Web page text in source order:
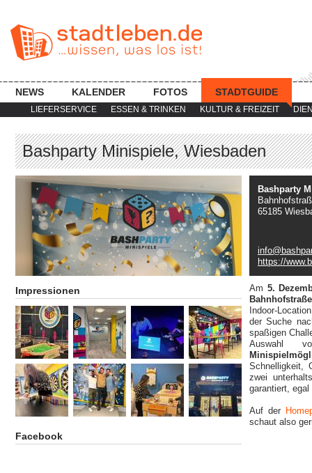
LIEFERSERVICE ESSEN & TRINKEN KULTUR & FREIZEIT
NEWS KALENDER FOTOS STADTGUIDE
Bashparty Minispiele, Wiesbaden
Impressionen
Facebook
Bashparty
65185
https://
Am 5.
Indoor-
der Suche
spaßigen
Auswahl
Schnelligkeit,
zwei
garantiert,
Auf der
schaut also